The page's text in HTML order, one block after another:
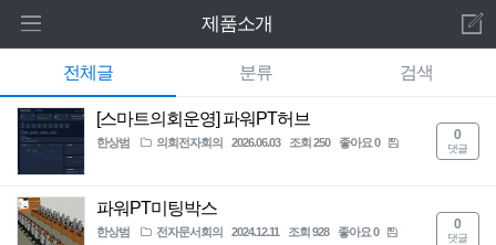
로그인 하세요
주요제품
파워PT허브
전자문서회의
새 알림
내 알림을 확인하기 위해서는 로그인이 필요합
로그인 하기
제품소개
전체글 분류 검색
0
댓글
[스마트의회운영] 파워PT허브
한상범 의회전자회의 2026.06.03 조회 250 좋아요 0
0
댓글
파워PT미팅박스
한상범 전자문서회의 2024.12.11 조회 928 좋아요 0